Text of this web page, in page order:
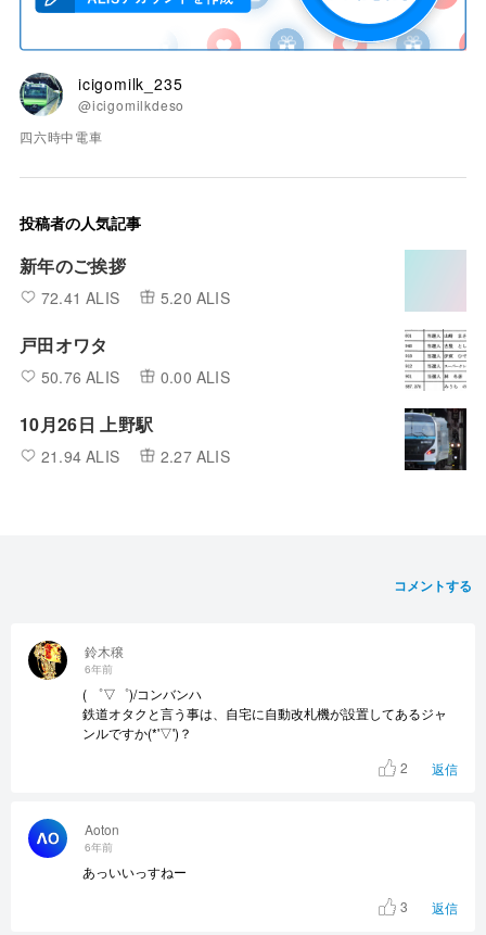
icigomilk_235
@icigomilkdeso
四六時中電車
投稿者の人気記事
新年のご挨拶
72.41 ALIS 5.20 ALIS
戸田オワタ
50.76 ALIS 0.00 ALIS
10月26日 上野駅
21.94 ALIS 2.27 ALIS
コメントする
Aoton
6年前
あっいいっすねー
3
返信
鈴木穣
6年前
( ゜▽゜)/コンバンハ
鉄道オタクと言う事は、自宅に自動改札機が設置してあるジャ
ンルですか(*'▽')？
2
返信